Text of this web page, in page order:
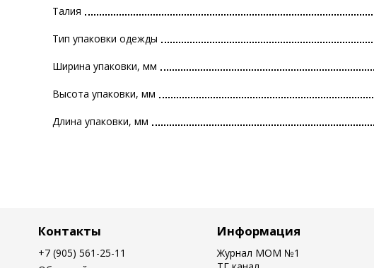
Талия
Тип упаковки одежды
Ширина упаковки, мм
Высота упаковки, мм
Длина упаковки, мм
Контакты
+7 (905) 561-25-11
Информация
Журнал MOM №1